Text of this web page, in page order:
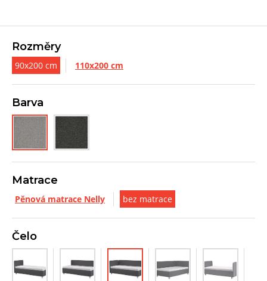
Rozměry
90x200 cm 110x200 cm
Barva
Matrace
Pěnová matrace Nelly bez matrace
Čelo